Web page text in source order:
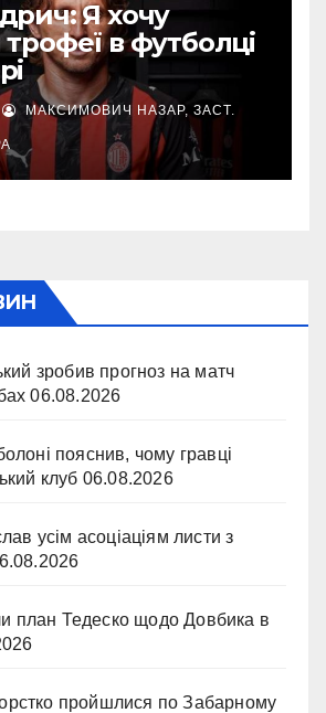
Я хочу
в футболці
МАКСИМОВИЧ НАЗАР, ЗАСТ.
зробив прогноз на матч
06.08.2026
пояснив, чому гравці
клуб 06.08.2026
усім асоціаціям листи з
план Тедеско щодо Довбика в
пройшлися по Забарному